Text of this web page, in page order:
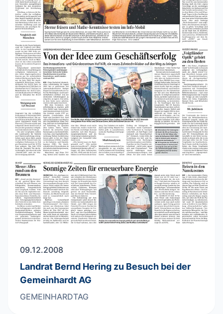
09.12.2008
Landrat Bernd Hering zu Besuch bei der
Gemeinhardt AG
GEMEINHARDTAG